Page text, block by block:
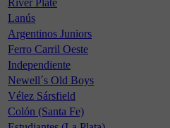
River Plate
Lanús
Argentinos Juniors
Ferro Carril Oeste
Independiente
Newell´s Old Boys
Vélez Sársfield
Colón (Santa Fe)